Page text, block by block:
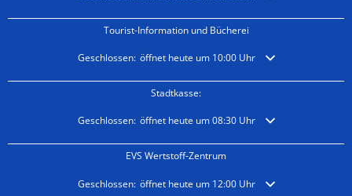
Tourist-Information und Bücherei
Klicken, um weitere Öffnungs- oder Schließzeiten
Geschlossen: öffnet heute um 10:00 Uhr
Stadtkasse:
Klicken, um weitere Öffnungs- oder Schließzeiten
Geschlossen: öffnet heute um 08:30 Uhr
EVS Wertstoff-Zentrum
Klicken, um weitere Öffnungs- oder Schließzeiten
Geschlossen: öffnet heute um 12:00 Uhr